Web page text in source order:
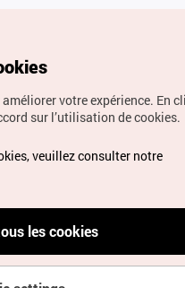
Tourisme en Corée.
de renseignements,
votre expérience. En
sur l’utilisation de cookies.
veuillez consulter notre
les cookies